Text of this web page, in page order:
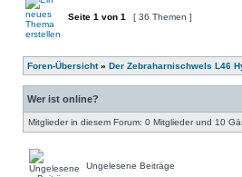
Seite 1 von 1 [ 36 Themen ]
Foren-Übersicht» Der Zebraharnischwels L46
Wer ist online?
Mitglieder in diesem Forum: 0 Mitglieder und 10
Ungelesene Beiträge